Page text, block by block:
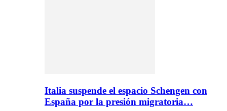
Italia suspende el espacio Schengen con
España por la presión migratoria…